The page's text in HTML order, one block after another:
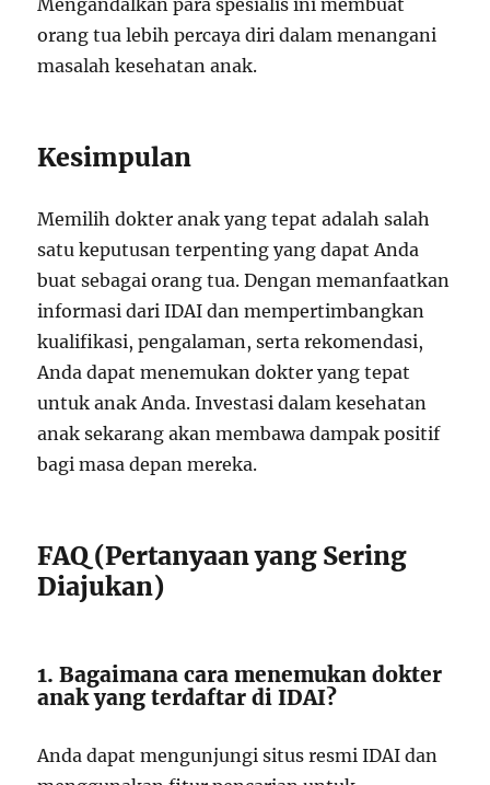
orang tua lebih percaya diri dalam menangani
masalah kesehatan anak.
Kesimpulan
Memilih dokter anak yang tepat adalah salah
satu keputusan terpenting yang dapat Anda
buat sebagai orang tua. Dengan memanfaatkan
informasi dari IDAI dan mempertimbangkan
kualifikasi, pengalaman, serta rekomendasi,
Anda dapat menemukan dokter yang tepat
untuk anak Anda. Investasi dalam kesehatan
anak sekarang akan membawa dampak positif
bagi masa depan mereka.
FAQ (Pertanyaan yang Sering
Diajukan)
1. Bagaimana cara menemukan dokter
anak yang terdaftar di IDAI?
Anda dapat mengunjungi situs resmi IDAI dan